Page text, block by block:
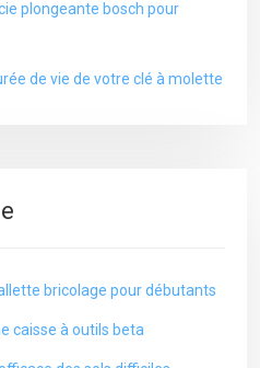
plongeante bosch pour
de vie de votre clé à molette
bricolage pour débutants
caisse à outils beta